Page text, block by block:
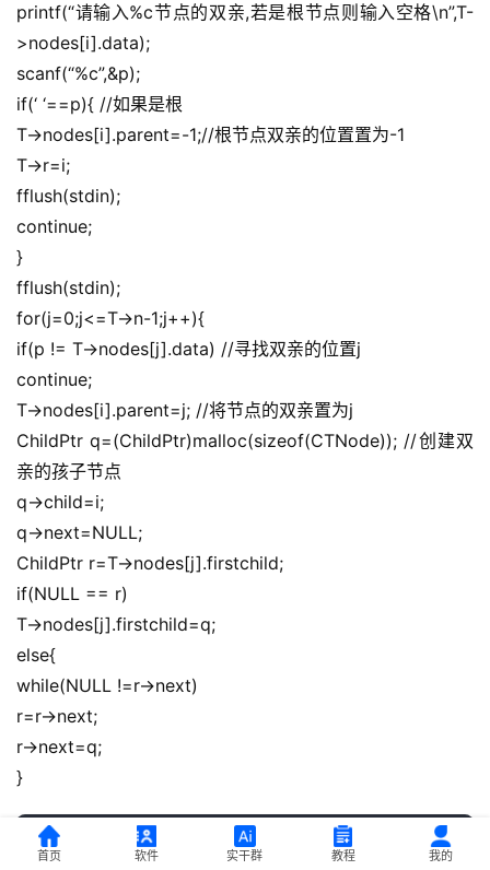
printf(“请输入%c节点的双亲,若是根节点则输入空格\n”,T-
>nodes[i].data);
scanf(“%c”,&p);
if(‘ ‘==p){ //如果是根
T->nodes[i].parent=-1;//根节点双亲的位置置为-1
T->r=i;
fflush(stdin);
continue;
}
fflush(stdin);
for(j=0;j<=T->n-1;j++){
if(p != T->nodes[j].data) //寻找双亲的位置j
continue;
T->nodes[i].parent=j; //将节点的双亲置为j
ChildPtr q=(ChildPtr)malloc(sizeof(CTNode)); //创建双
亲的孩子节点
q->child=i;
q->next=NULL;
ChildPtr r=T->nodes[j].firstchild;
if(NULL == r)
T->nodes[j].firstchild=q;
else{
while(NULL !=r->next)
r=r->next;
r->next=q;
}
}
首页 软件 实干群 教程 我的